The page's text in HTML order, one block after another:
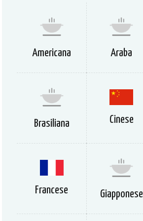
Americana Araba
Brasiliana Cinese
Francese Giapponese